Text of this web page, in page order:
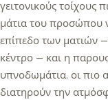
γειτονικούς τοίχους
μάτια του προσώπου
επίπεδο των ματιών
κέντρο — και η
υπνοδωμάτια, οι πιο
διατηρούν την